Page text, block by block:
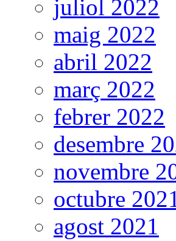
juliol 2022
maig 2022
abril 2022
març 2022
febrer 2022
desembre
novembre
octubre
agost 2021